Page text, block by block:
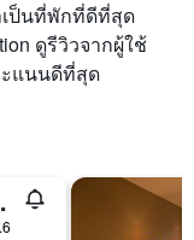
เป็นที่พักที่ดีที่สุด
ดูรีวิวจากผู้ใช้
ะแนนดีที่สุด
ตเทิล